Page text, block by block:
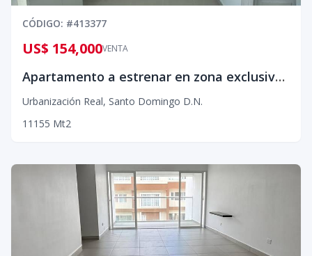
CÓDIGO: #413377
VENTA
US$ 154,000
Apartamento a estrenar en zona exclusiva – Ideal para vivir o invertir
Urbanización Real, Santo Domingo D.N.
1 1 1 55 Mt2